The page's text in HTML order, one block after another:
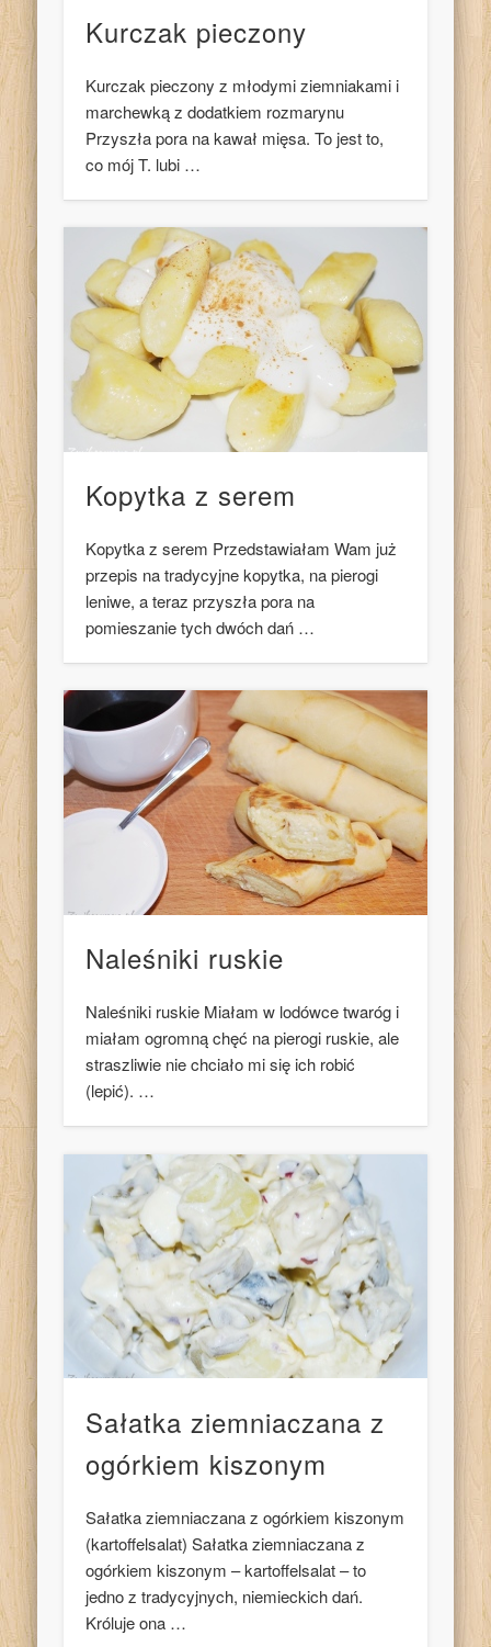
Kurczak pieczony
Kurczak pieczony z młodymi ziemniakami i
marchewką z dodatkiem rozmarynu
Przyszła pora na kawał mięsa. To jest to,
co mój T. lubi …
Kopytka z serem
Kopytka z serem Przedstawiałam Wam już
przepis na tradycyjne kopytka, na pierogi
leniwe, a teraz przyszła pora na
pomieszanie tych dwóch dań …
Naleśniki ruskie
Naleśniki ruskie Miałam w lodówce twaróg i
miałam ogromną chęć na pierogi ruskie, ale
straszliwie nie chciało mi się ich robić
(lepić). …
Sałatka ziemniaczana z
ogórkiem kiszonym
Sałatka ziemniaczana z ogórkiem kiszonym
(kartoffelsalat) Sałatka ziemniaczana z
ogórkiem kiszonym – kartoffelsalat – to
jedno z tradycyjnych, niemieckich dań.
Króluje ona …